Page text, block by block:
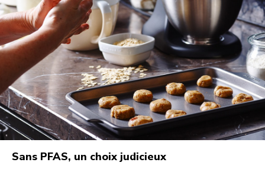
Sans PFAS, un choix judicieux